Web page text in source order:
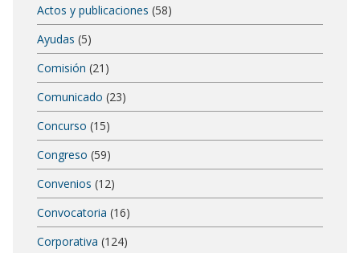
Actos y publicaciones (58)
Ayudas (5)
Comisión (21)
Comunicado (23)
Concurso (15)
Congreso (59)
Convenios (12)
Convocatoria (16)
Corporativa (124)